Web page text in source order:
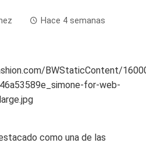
Hace 4 semanas
como una de las